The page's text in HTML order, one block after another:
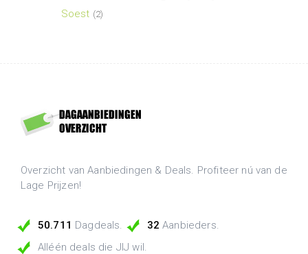
Soest (2)
Overzicht van Aanbiedingen & Deals. Profiteer nú van de
Lage Prijzen!
50.711 Dagdeals. 32 Aanbieders.
Alléén deals die JIJ wil.